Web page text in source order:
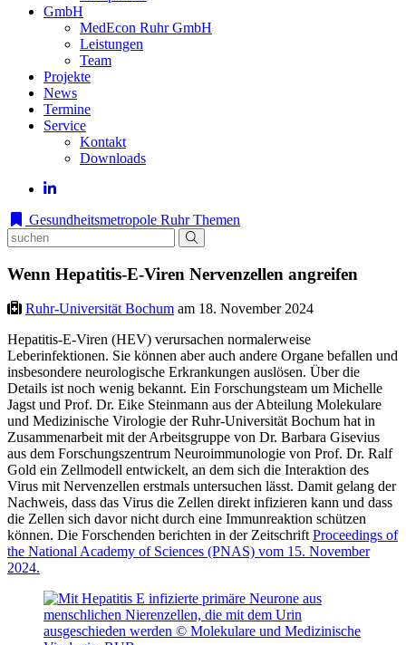
GmbH
MedEcon Ruhr GmbH
Leistungen
Team
Projekte
News
Termine
Service
Kontakt
Downloads
Gesundheitsmetropole Ruhr Themen
Wenn Hepatitis-E-Viren Nervenzellen angreifen
Ruhr-Universität Bochum am 18. November 2024
Hepatitis-E-Viren (HEV) verursachen normalerweise
Leberinfektionen. Sie können aber auch andere Organe befallen und
insbesondere neurologische Erkrankungen auslösen. Über die
Details ist noch wenig bekannt. Ein Forschungsteam um Michelle
Jagst und Prof. Dr. Eike Steinmann aus der Abteilung Molekulare
und Medizinische Virologie der Ruhr-Universität Bochum hat in
Zusammenarbeit mit der Arbeitsgruppe von Dr. Barbara Gisevius
aus dem Forschungszentrum Neuroimmunologie von Prof. Dr. Ralf
Gold ein Zellmodell entwickelt, an dem sich die Interaktion des
Virus mit Nervenzellen erstmals untersuchen lässt. Damit gelang der
Nachweis, dass das Virus die Zellen direkt infizieren kann und dass
die Zellen sich davor nicht durch eine Immunreaktion schützen
können. Die Forschenden berichten in der ZeitschriftProceedings of
the National Academy of Sciences (PNAS) vom 15. November
2024.